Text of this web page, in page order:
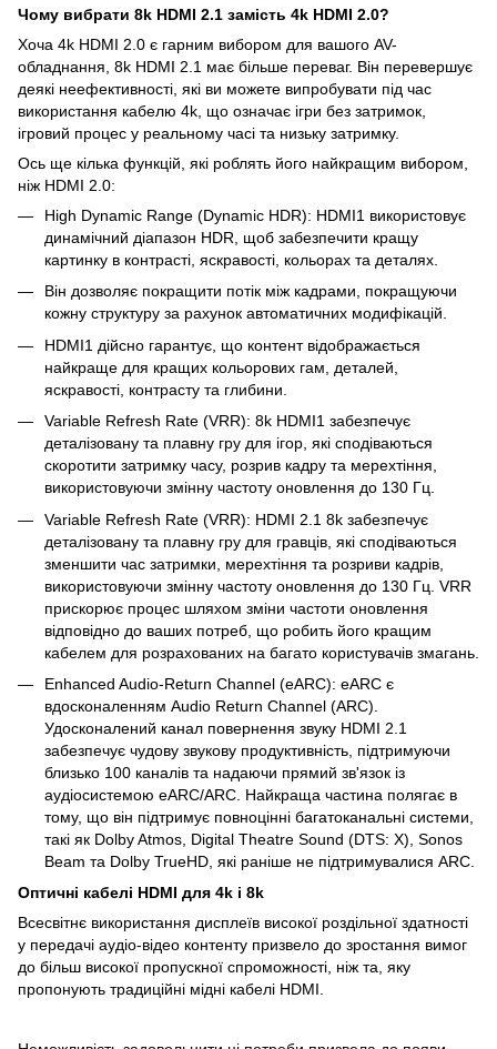
Чому вибрати 8k HDMI 2.1 замість 4k HDMI 2.0?
Хоча 4k HDMI 2.0 є гарним вибором для вашого AV-
обладнання, 8k HDMI 2.1 має більше переваг. Він перевершує
деякі неефективності, які ви можете випробувати під час
використання кабелю 4k, що означає ігри без затримок,
ігровий процес у реальному часі та низьку затримку.
Ось ще кілька функцій, які роблять його найкращим вибором,
ніж HDMI 2.0:
High Dynamic Range (Dynamic HDR): HDMI1 використовує
динамічний діапазон HDR, щоб забезпечити кращу
картинку в контрасті, яскравості, кольорах та деталях.
Він дозволяє покращити потік між кадрами, покращуючи
кожну структуру за рахунок автоматичних модифікацій.
HDMI1 дійсно гарантує, що контент відображається
найкраще для кращих кольорових гам, деталей,
яскравості, контрасту та глибини.
Variable Refresh Rate (VRR): 8k HDMI1 забезпечує
деталізовану та плавну гру для ігор, які сподіваються
скоротити затримку часу, розрив кадру та мерехтіння,
використовуючи змінну частоту оновлення до 130 Гц.
Variable Refresh Rate (VRR): HDMI 2.1 8k забезпечує
деталізовану та плавну гру для гравців, які сподіваються
зменшити час затримки, мерехтіння та розриви кадрів,
використовуючи змінну частоту оновлення до 130 Гц. VRR
прискорює процес шляхом зміни частоти оновлення
відповідно до ваших потреб, що робить його кращим
кабелем для розрахованих на багато користувачів змагань.
Enhanced Audio-Return Channel (eARC): eARC є
вдосконаленням Audio Return Channel (ARC).
Удосконалений канал повернення звуку HDMI 2.1
забезпечує чудову звукову продуктивність, підтримуючи
близько 100 каналів та надаючи прямий зв'язок із
аудіосистемою eARC/ARC. Найкраща частина полягає в
тому, що він підтримує повноцінні багатоканальні системи,
такі як Dolby Atmos, Digital Theatre Sound (DTS: X), Sonos
Beam та Dolby TrueHD, які раніше не підтримувалися ARC.
Оптичні кабелі HDMI для 4k і 8k
Всесвітнє використання дисплеїв високої роздільної здатності
у передачі аудіо-відео контенту призвело до зростання вимог
до більш високої пропускної спроможності, ніж та, яку
пропонують традиційні мідні кабелі HDMI.